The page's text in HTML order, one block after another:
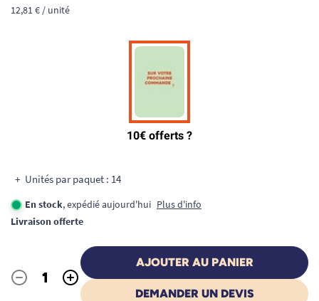
12,81 € / unité
Unités par paquet : 14
En stock, expédié aujourd'hui Plus d'info
Livraison offerte
Quantité
- +
AJOUTER AU PANIER
DEMANDER UN DEVIS